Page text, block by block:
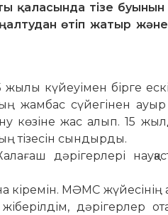
қаласында тізе
өтіп жатыр
күйеуімен бірге
жамбас сүйегінен ауыр
жас алып. 15
тізесін сындырды.
дәрігерлері
кіремін. МӘМС жүйесінің
дәрігерлер